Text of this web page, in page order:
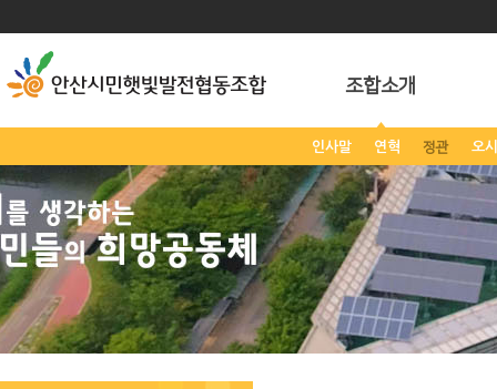
조합소개
인사말 연혁 정관 오